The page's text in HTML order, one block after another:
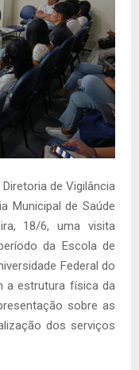
de Vigilância
Municipal de Saúde
18/6, uma visita
da Escola de
Federal do
a estrutura física da
sobre as
dos serviços